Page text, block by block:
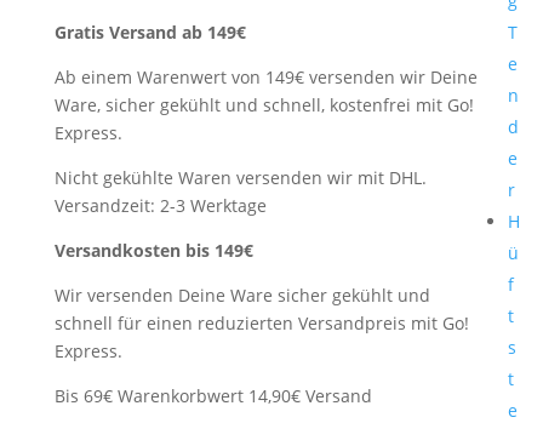
T
e
n
d
e
r
H
ü
f
t
s
t
e
Gratis Versand ab 149€
Ab einem Warenwert von 149€ versenden wir Deine
Ware, sicher gekühlt und schnell, kostenfrei mit Go!
Express.
Nicht gekühlte Waren versenden wir mit DHL.
Versandzeit: 2-3 Werktage
Versandkosten bis 149€
Wir versenden Deine Ware sicher gekühlt und
schnell für einen reduzierten Versandpreis mit Go!
Express.
Bis 69€ Warenkorbwert 14,90€ Versand